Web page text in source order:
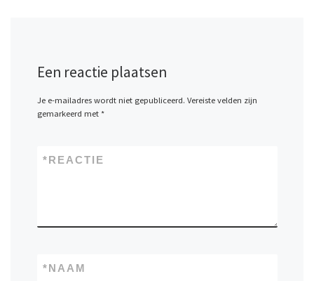
Een reactie plaatsen
Je e-mailadres wordt niet gepubliceerd. Vereiste velden zijn
gemarkeerd met *
REACTIE
*
NAAM
*